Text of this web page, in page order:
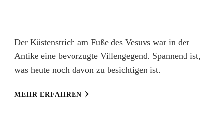
Der Küstenstrich am Fuße des Vesuvs war in der
Antike eine bevorzugte Villengegend. Spannend ist,
was heute noch davon zu besichtigen ist.
MEHR ERFAHREN